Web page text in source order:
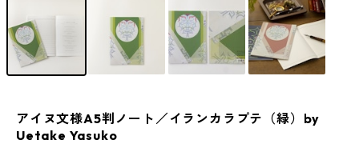
アイヌ文様A5判ノート／イランカラプテ（緑）by
Uetake Yasuko